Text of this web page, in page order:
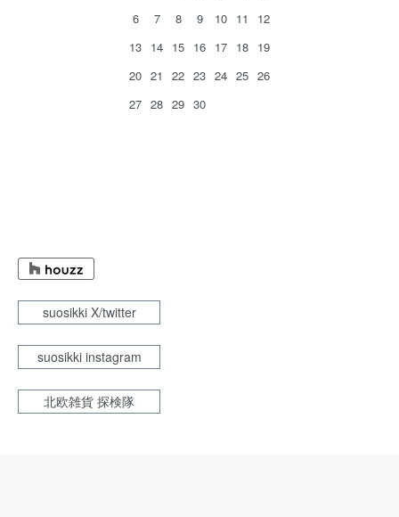
6
7 8 9 10 11
12
13 14 15 16 17 18 19
20 21 22 23 24 25 26
27 28 29 30
suosikki X/twitter
suosikki instagram
北欧雑貨 探検隊